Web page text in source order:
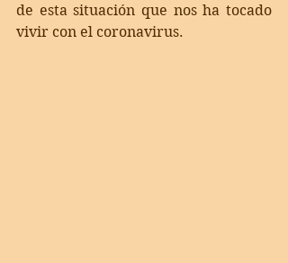
de esta situación que nos ha tocado
vivir con el coronavirus.